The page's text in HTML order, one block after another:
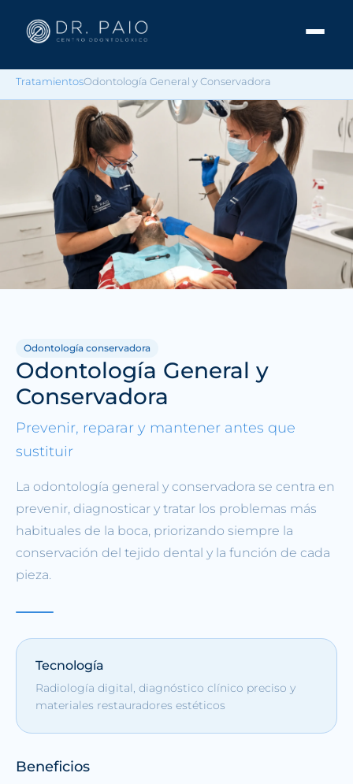
TratamientosOdontología General y Conservadora
Odontología conservadora
Odontología General y
Conservadora
Prevenir, reparar y mantener antes que
sustituir
La odontología general y conservadora se centra en
prevenir, diagnosticar y tratar los problemas más
habituales de la boca, priorizando siempre la
conservación del tejido dental y la función de cada
pieza.
Tecnología
Radiología digital, diagnóstico clínico preciso y
materiales restauradores estéticos
Beneficios